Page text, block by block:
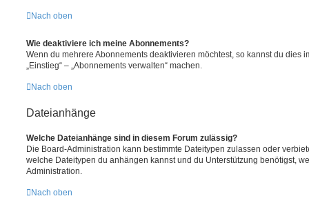
Nach oben
Wie deaktiviere ich meine Abonnements?
Wenn du mehrere Abonnements deaktivieren möchtest, so kannst du dies
„Einstieg“ – „Abonnements verwalten“ machen.
Nach oben
Dateianhänge
Welche Dateianhänge sind in diesem Forum zulässig?
Die Board-Administration kann bestimmte Dateitypen zulassen oder
welche Dateitypen du anhängen kannst und du Unterstützung benötigst,
Administration.
Nach oben